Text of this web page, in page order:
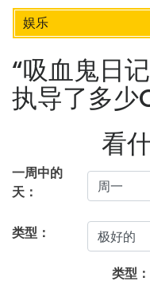
娱乐
“吸血鬼日
执导了多少
看
一周中的
天：
类型：
类型：